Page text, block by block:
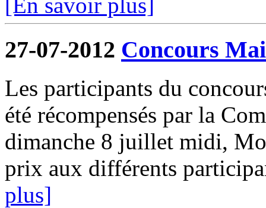
[En savoir plus]
27-07-2012 Concours
Les participants du
été récompensés par la
dimanche 8 juillet midi,
prix aux différents
plus]